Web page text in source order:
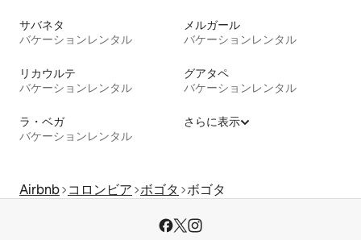
サバネタ
バケーションレンタル
メルガール
バケーションレンタル
リカウルテ
バケーションレンタル
グアタペ
バケーションレンタル
ラ・ベガ
バケーションレンタル
さらに表示
Airbnb コロンビア ボゴタ ボゴタ